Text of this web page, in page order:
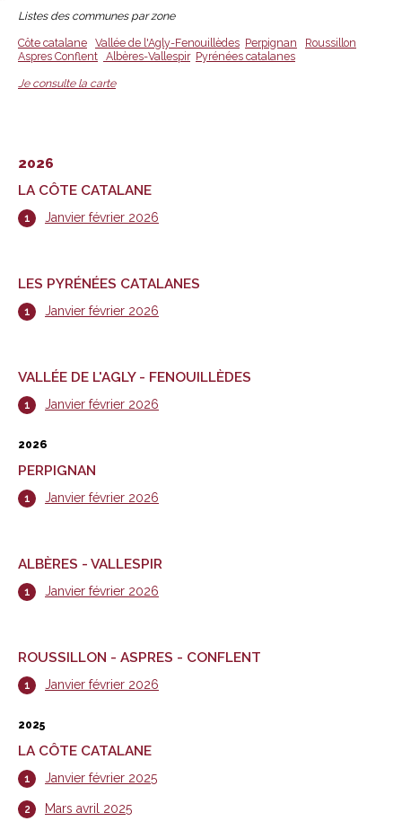
Listes des communes par zone
Côte catalane Vallée de l'Agly-Fenouillèdes Perpignan
Roussillon
Aspres Conflent Albères-Vallespir Pyrénées catalanes
Je consulte la carte
2026
LA CÔTE CATALANE
Janvier février 2026
LES PYRÉNÉES CATALANES
Janvier février 2026
VALLÉE DE L'AGLY - FENOUILLÈDES
Janvier février 2026
2026
PERPIGNAN
Janvier février 2026
ALBÈRES - VALLESPIR
Janvier février 2026
ROUSSILLON - ASPRES - CONFLENT
Janvier février 2026
2025
LA CÔTE CATALANE
Janvier février 2025
Mars avril 2025